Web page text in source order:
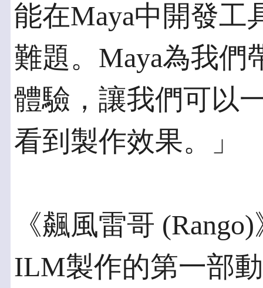
能在Maya中開發工
難題。Maya為我們
體驗，讓我們可以
看到製作效果。」
《飆風雷哥 (Rango)
ILM製作的第一部